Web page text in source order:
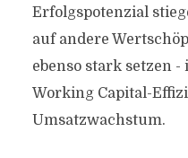
Erfolgspotenzial
auf andere
ebenso stark setzen -
Working Capital-
Umsatzwachstum.